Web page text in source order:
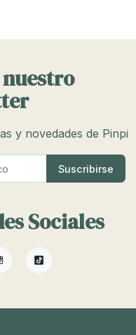
y novedades de Pinpi
Sociales
TikTok